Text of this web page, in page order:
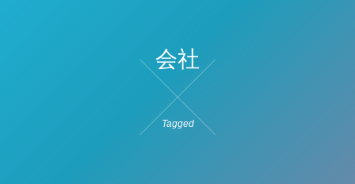
会社
Tagged